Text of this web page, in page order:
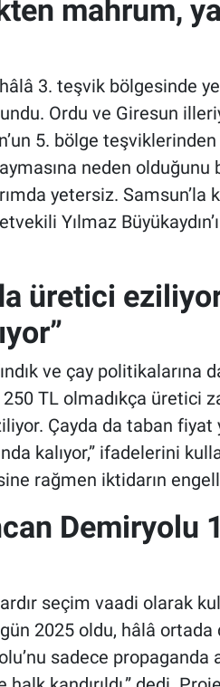
mahrum,
3. teşvik bölgesinde
Ordu ve Giresun
5. bölge
neden olduğunu
yetersiz. Samsun’la
Yılmaz
üretici
ve çay
250 TL olmadıkça üretici
Çayda da taban fiyat
kalıyor,” ifadelerini
rağmen iktidarın
Demiryolu
seçim vaadi olarak
2025 oldu, hâlâ
sadece propaganda